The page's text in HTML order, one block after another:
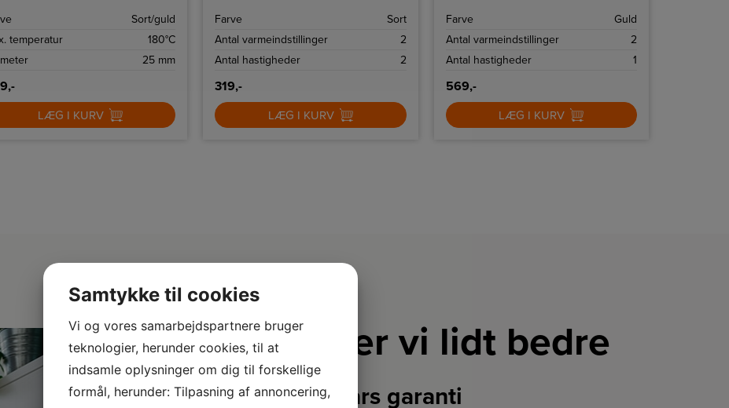
Sort/guld
temperatur
180°C
25 mm
LÆG I KURV
Farve
Sort
Antal varmeindstillinger
2
Antal hastigheder
2
319,-
LÆG I KURV
Farve
Guld
Antal varmeindstillinger
2
Antal hastigheder
1
569,-
LÆG I KURV
Derfor er vi lidt bedre
2+2 års garanti
Samtykke til cookies
Vi og vores samarbejdspartnere bruger
teknologier, herunder cookies, til at
indsamle oplysninger om dig til forskellige
formål, herunder: Tilpasning af annoncering,